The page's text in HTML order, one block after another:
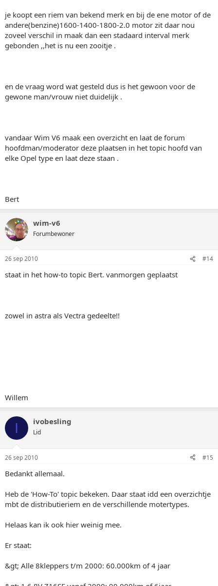
je koopt een riem van bekend merk en bij de ene motor of de
andere(benzine)1600-1400-1800-2.0 motor zit daar nou
zoveel verschil in maak dan een stadaard interval merk
gebonden ,,het is nu een zooitje .
en de vraag word wat gesteld dus is het gewoon voor de
gewone man/vrouw niet duidelijk .
vandaar Wim V6 maak een overzicht en laat de forum
hoofdman/moderator deze plaatsen in het topic hoofd van
elke Opel type en laat deze staan .
Bert
wim-v6
Forumbewoner
26 sep 2010 #14
staat in het how-to topic Bert. vanmorgen geplaatst
zowel in astra als Vectra gedeelte!!
Willem
I ivobesling
Lid
26 sep 2010 #15
Bedankt allemaal.
Heb de 'How-To' topic bekeken. Daar staat idd een overzichtje
mbt de distributieriem en de verschillende motertypes.
Helaas kan ik ook hier weinig mee.
Er staat:
&gt; Alle 8kleppers t/m 2000: 60.000km of 4 jaar